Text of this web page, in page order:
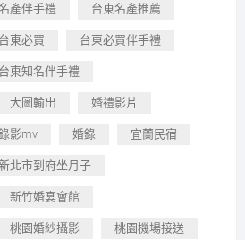
產伴手禮 台東名產推薦
台東必買 台東必買伴手禮
台東知名伴手禮
大圖輸出 婚禮影片
影mv 婚錄 宜蘭民宿
北市到府坐月子
新竹婚宴會館
桃園婚紗攝影 桃園機場接送